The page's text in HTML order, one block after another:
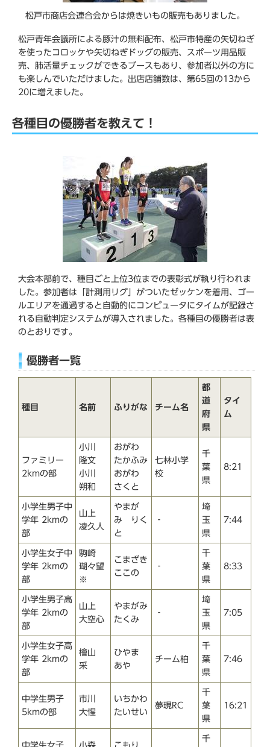
松戸市商店会連合会からは焼きいもの販売もありました。
松戸青年会議所による豚汁の無料配布、松戸市特産の矢切ねぎ
を使ったコロッケや矢切ねぎドッグの販売、スポーツ用品販
売、肺活量チェックができるブースもあり、参加者以外の方に
も楽しんでいただけました。出店店舗数は、第65回の13から
20に増えました。
各種目の優勝者を教えて！
大会本部前で、種目ごと上位3位までの表彰式が執り行われま
した。参加者は「計測用リグ」がついたゼッケンを着用、ゴー
ルエリアを通過すると自動的にコンピュータにタイムが記録さ
れる自動判定システムが導入されました。各種目の優勝者は表
のとおりです。
優勝者一覧
種目 名前 ふりがな チーム名
都
道
府
県
タイ
ム
ファミリー
2kmの部
小川
隆文
小川
朔和
おがわ
たかふみ
おがわ
さくと
七林小学
校
千
葉
県
8:21
小学生男子中
学年 2kmの
部
山上
凌久人
やまが
み りく
と
‐
埼
玉
県
7:44
小学生女子中
学年 2kmの
部
駒崎
瑚々望
※
こまざき
ここの
‐
千
葉
県
8:33
小学生男子高
学年 2kmの
部
山上
大空心
やまがみ
たくみ
‐
埼
玉
県
7:05
小学生女子高
学年 2kmの
部
檜山
采
ひやま
あや
チーム柏
千
葉
県
7:46
中学生男子
5kmの部
市川
大惺
いちかわ
たいせい
夢現RC
千
葉
県
16:21
中学生女子
小森
こもり
千